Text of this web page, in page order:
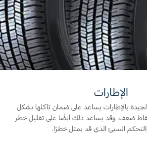
الخاصة بالصيانة
الإطارات
الجيدة بالإطارات يساعد على ضمان تآكلها بشكل
ضعف. وقد يساعد ذلك أيضًا على تقليل خطر
والتحكم السيئ الذي قد يمثل خطرًا.